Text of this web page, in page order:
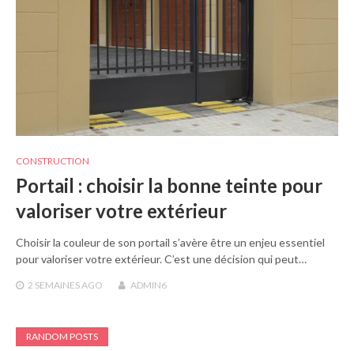
CONSTRUCTION
Portail : choisir la bonne teinte pour
valoriser votre extérieur
Choisir la couleur de son portail s’avère être un enjeu essentiel
pour valoriser votre extérieur. C’est une décision qui peut…
2 SEMAINESAGO ADMIN6
RANDOM POSTS